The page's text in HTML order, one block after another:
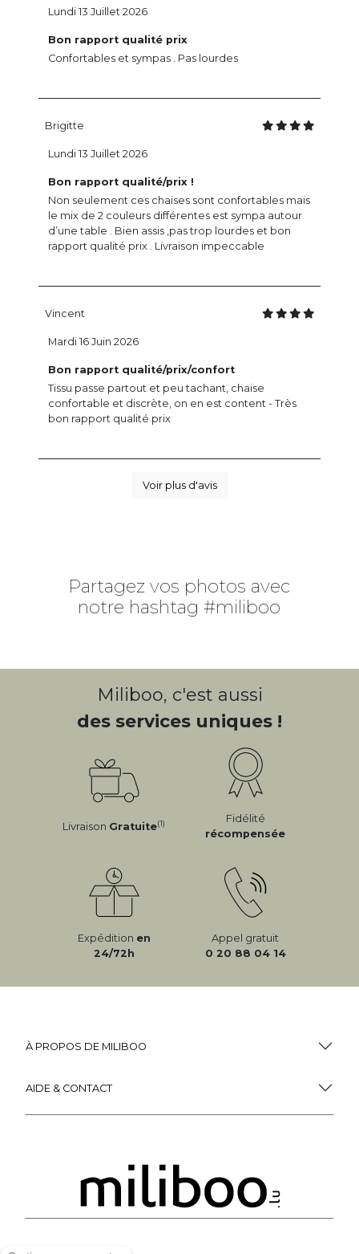
Bon rapport qualité prix
Confortables et sympas . Pas lourdes
Lundi 13 Juillet 2026
Brigitte
Bon rapport qualité/prix !
Non seulement ces chaises sont confortables mais
le mix de 2 couleurs différentes est sympa autour
d’une table . Bien assis ,pas trop lourdes et bon
rapport qualité prix . Livraison impeccable
Lundi 13 Juillet 2026
Vincent
Bon rapport qualité/prix/confort
Tissu passe partout et peu tachant, chaise
confortable et discrète, on en est content - Très
bon rapport qualité prix
Mardi 16 Juin 2026
Voir plus d'avis
Partagez vos photos avec
notre hashtag #miliboo
Miliboo, c'est aussi
des services uniques !
Livraison Gratuite(1)
Fidélité
récompensée
Expédition en
24/72h
Appel gratuit
0 20 88 04 14
À PROPOS DE MILIBOO
AIDE & CONTACT